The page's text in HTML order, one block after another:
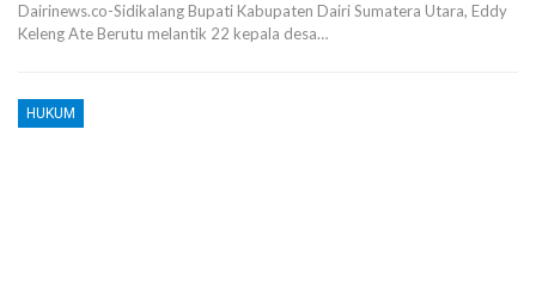
Dairinews.co-Sidikalang Bupati Kabupaten Dairi Sumatera Utara, Eddy
Keleng Ate Berutu melantik 22 kepala desa…
HUKUM